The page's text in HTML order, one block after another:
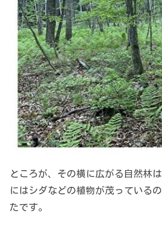
ところが、その横に広がる自然林
にはシダなどの植物が茂っている
たです。